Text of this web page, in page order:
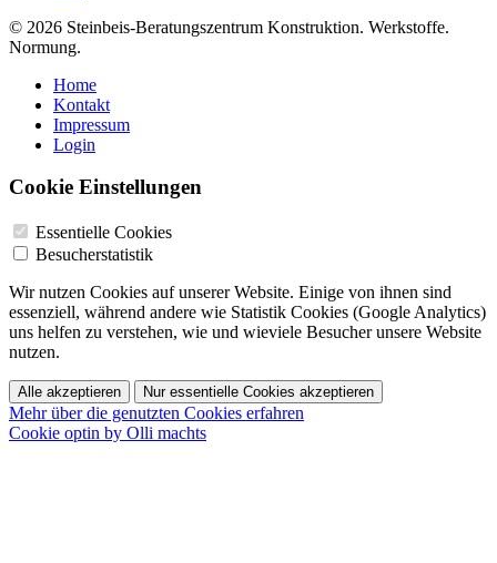
© 2026 Steinbeis-Beratungszentrum Konstruktion. Werkstoffe.
Normung.
Home
Kontakt
Impressum
Login
Cookie Einstellungen
Essentielle Cookies
Besucherstatistik
Wir nutzen Cookies auf unserer Website. Einige von ihnen sind
essenziell, während andere wie Statistik Cookies (Google Analytics)
uns helfen zu verstehen, wie und wieviele Besucher unsere Website
nutzen.
Alle akzeptieren Nur essentielle Cookies akzeptieren
Mehr über die genutzten Cookies erfahren
Cookie optin by Olli machts